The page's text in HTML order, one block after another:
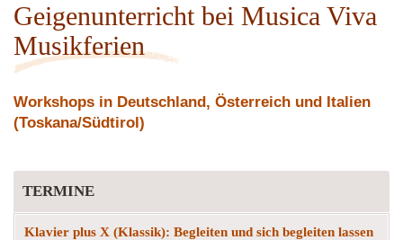
Geigenunterricht bei Musica Viva
Musikferien
Workshops in Deutschland, Österreich und Italien
(Toskana/Südtirol)
TERMINE
Klavier plus X (Klassik): Begleiten und sich begleiten lassen